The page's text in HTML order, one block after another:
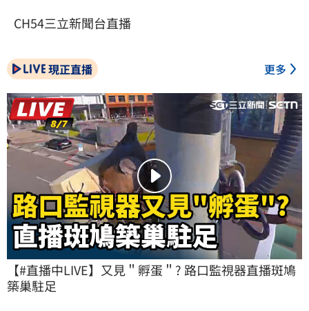
CH54三立新聞台直播
現正直播 更多
【#直播中LIVE】又見＂孵蛋＂? 路口監視器直播斑鳩
築巢駐足